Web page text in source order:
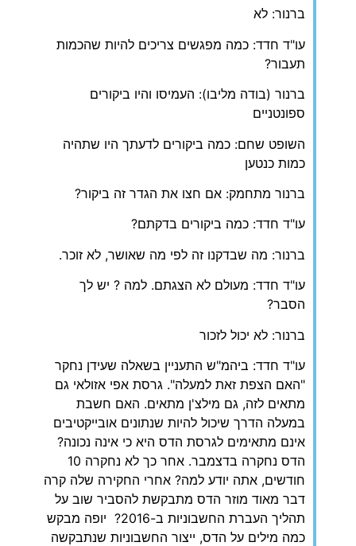
ברנור: לא
עו"ד חדד: כמה מפגשים צריכים להיות שהכמות
תעבור?
ברנור (בודה מליבו): העמיסו והיו ביקורים
ספונטניים
השופט שחם: כמה ביקורים לדעתך היו שתהיה
כמות כנטען
ברנור מתחמק: אם חצו את הגדר זה ביקור?
עו"ד חדד: כמה ביקורים בדקתם?
ברנור: מה שבדקנו זה לפי מה שאושר, לא זוכר.
עו"ד חדד: מעולם לא הצגתם. למה ? יש לך
הסבר?
ברנור: לא יכול לזכור
עו"ד חדד: ביהמ"ש התעניין בשאלה שעידן נחקר
"האם הצפת זאת למעלה". גרסת אפי אזולאי גם
מתאים לזה, גם מילצ'ן מתאים. האם חשבת
במעלה הדרך שיכול להיות שנתונים אובייקטיבים
אינם מתאימים לגרסת הדס היא כי אינה נכונה?
הדס נחקרה בדצמבר. אחר כך לא נחקרה 10
חודשים, אתה יודע למה? אחרי החקירה שלה קרה
דבר מאוד מוזר הדס מתבקשת להסביר שוב על
תהליך העברת החשבוניות ב-2016? יופה מבקש
כמה מילים על הדס, ייצור החשבוניות שנתבקשה